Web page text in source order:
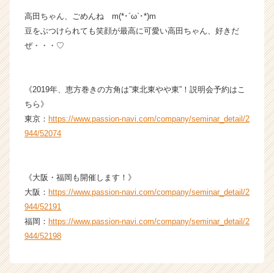
e
e
r）
高田ちゃん、ごめんね m(*･´ω`･*)m
豆をぶつけられても笑顔が最高に可愛い高田ちゃん、好きだ
ぜ・・・♡
《2019年、恵方巻きの方角は”東北東やや東”！説明会予約はこ
ちら》
東京： https://www.passion-navi.com/company/seminar_detail/2
944/52074
《大阪・福岡も開催します！》
大阪： https://www.passion-navi.com/company/seminar_detail/2
944/52191
福岡： https://www.passion-navi.com/company/seminar_detail/2
944/52198